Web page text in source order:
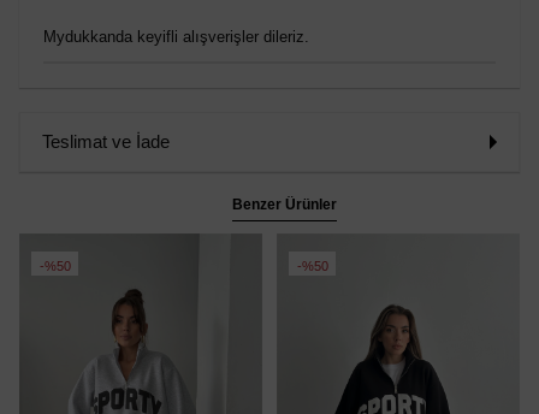
Mydukkanda keyifli alışverişler dileriz.
Teslimat ve İade
Benzer Ürünler
%50 %50